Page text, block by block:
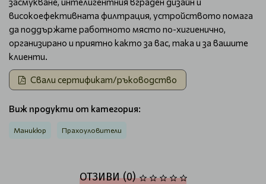
високоефективната филтрация, устройството помага
да поддържате работното място по-хигиенично,
организирано и приятно както за вас, така и за вашите
клиенти.
Свали сертификат/ръководство
Виж продукти от категория:
Маникюр Прахоуловители
ОТЗИВИ (0)